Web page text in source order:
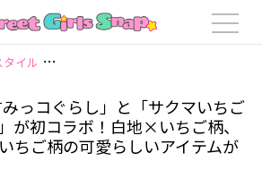
タイル 【写真 1/22】「すみっコぐらし」と「
みっコぐらし」と「サクマいちご
が初コラボ！白地×いちご柄、
ちご柄の可愛らしいアイテムが